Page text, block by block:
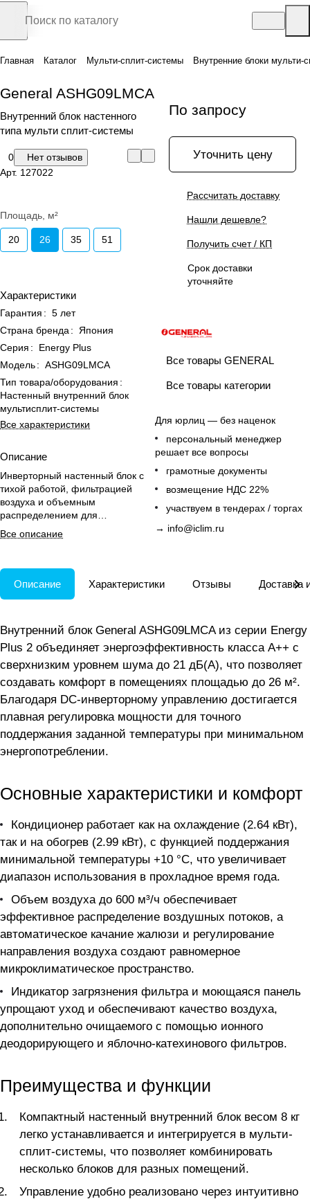
Главная Каталог Мульти-сплит-системы Внутренние блоки мульти-
General ASHG09LMCA
Внутренний блок настенного
типа мульти сплит-системы
0
Нет отзывов
Арт. 127022
Площадь, м²
20 26 35 51
Характеристики
Гарантия : 5 лет
Страна бренда :
Япония
Серия :
Energy Plus
Модель: ASHG09LMCA
Тип товара/оборудования :
Настенный внутренний блок
мультисплит-системы
Все характеристики
Описание
Инверторный настенный блок с
тихой работой, фильтрацией
воздуха и объемным
распределением для
мультисплит-систем в домашнем
использовании.
Все описание
По запросу
Уточнить цену
Рассчитать доставку
Нашли дешевле?
Получить счет / КП
Срок доставки
уточняйте
Все товары GENERAL
Все товары категории
Для юрлиц — без наценок
персональный менеджер
решает все вопросы
грамотные документы
возмещение НДС 22%
участвуем в тендерах / торгах
→ info@iclim.ru
Описание Характеристики Отзывы Доставка
Внутренний блок General ASHG09LMCA из серии Energy
Plus 2 объединяет энергоэффективность класса А++ с
сверхнизким уровнем шума до 21 дБ(А), что позволяет
создавать комфорт в помещениях площадью до 26 м².
Благодаря DC-инверторному управлению достигается
плавная регулировка мощности для точного
поддержания заданной температуры при минимальном
энергопотреблении.
Основные характеристики и комфорт
Кондиционер работает как на охлаждение (2.64 кВт),
так и на обогрев (2.99 кВт), с функцией поддержания
минимальной температуры +10 °С, что увеличивает
диапазон использования в прохладное время года.
Объем воздуха до 600 м³/ч обеспечивает
эффективное распределение воздушных потоков, а
автоматическое качание жалюзи и регулирование
направления воздуха создают равномерное
микроклиматическое пространство.
Индикатор загрязнения фильтра и моющаяся панель
упрощают уход и обеспечивают качество воздуха,
дополнительно очищаемого с помощью ионного
деодорирующего и яблочно-катехинового фильтров.
Преимущества и функции
Компактный настенный внутренний блок весом 8 кг
легко устанавливается и интегрируется в мульти-
сплит-системы, что позволяет комбинировать
несколько блоков для разных помещений.
Управление удобно реализовано через интуитивно